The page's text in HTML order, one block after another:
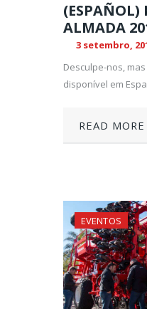
(ESPAÑOL)
ALMADA
3 setembro,
Desculpe-nos,
disponível em
READ MORE
EVENTOS